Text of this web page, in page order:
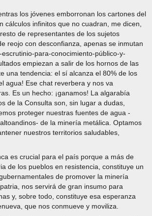
los jóvenes emborronan los cartones del
cálculos infinitos que no cuadran, me dicen,
de representantes de los sujetos
reojo con desconfianza, apenas se inmutan
para-conocimiento-público-y-
empiezan a salir de los hornos de las
una tendencia: el sí alcanza el 80% de los
agua! Ese chat reverbera y nos va
Es un hecho: ¡ganamos! La algarabía
de la Consulta son, sin lugar a dudas,
proteger nuestras fuentes de agua -
de la minería metálica. Optamos
nuestros territorios saludables,
es crucial para el país porque a más de
de los pueblos en resistencia, constituye un
de promover la minería
nos servirá de gran insumo para
y, sobre todo, constituye esa esperanza
que nos conmueve y moviliza.